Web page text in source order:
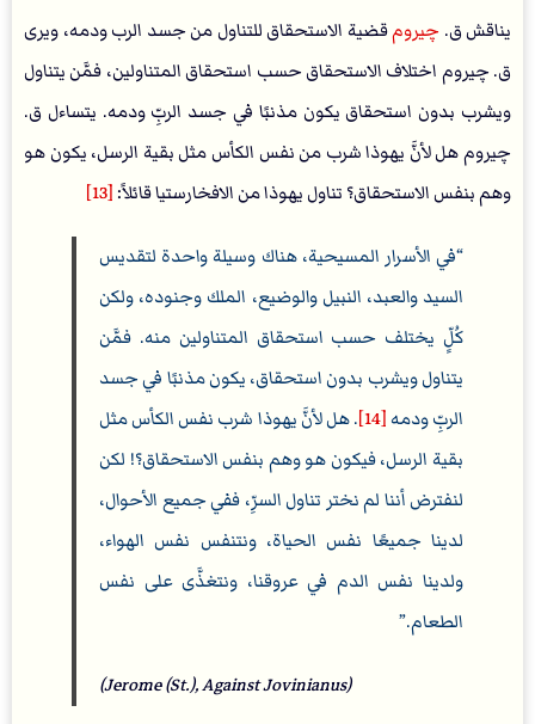
يناقش ق. چيرومقضية الاستحقاق للتناول من جسد الرب ودمه، ويرى
ق. چيروم اختلاف الاستحقاق حسب استحقاق المتناولين، فمَّن يتناول
ويشرب بدون استحقاق يكون مذنبًا في جسد الربِّ ودمه. يتساءل ق.
چيروم هل لأنَّ يهوذا شرب من نفس الكأس مثل بقية الرسل، يكون هو
وهم بنفس الاستحقاق؟ تناول يهوذا من الافخارستيا قائلاً: [13]
في الأسرار المسيحية، هناك وسيلة واحدة لتقديس
السيد والعبد، النبيل والوضيع، الملك وجنوده، ولكن
كُلٍّ يختلف حسب استحقاق المتناولين منه. فمَّن
يتناول ويشرب بدون استحقاق، يكون مذنبًا في جسد
الربِّ ودمه[14]
. هل لأنَّ يهوذا شرب نفس الكأس مثل
بقية الرسل، فيكون هو وهم بنفس الاستحقاق؟! لكن
لنفترض أننا لم نختر تناول السرِّ، ففي جميع الأحوال،
لدينا جميعًا نفس الحياة، ونتنفس نفس الهواء،
ولدينا نفس الدم في عروقنا، ونتغذَّى على نفس
الطعام.
(Jerome (St.), Against Jovinianus)